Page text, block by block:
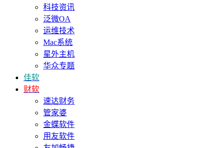
科技资讯
泛微OA
运维技术
Mac系统
星外主机
华众专题
佳软
财软
速达财务
管家婆
金蝶软件
用友软件